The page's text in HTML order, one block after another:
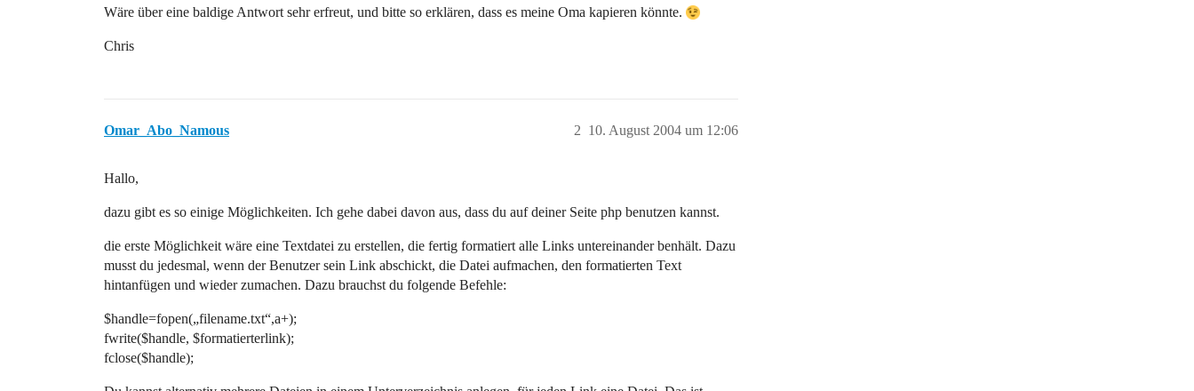
Wäre über eine baldige Antwort sehr erfreut, und bitte so erklären, dass es meine Oma kapieren könnte.
Chris
Omar_Abo_Namous 10. August 2004 um 12:06
2
Hallo,
dazu gibt es so einige Möglichkeiten. Ich gehe dabei davon aus, dass du auf deiner Seite php benutzen kannst.
die erste Möglichkeit wäre eine Textdatei zu erstellen, die fertig formatiert alle Links untereinander benhält. Dazu
musst du jedesmal, wenn der Benutzer sein Link abschickt, die Datei aufmachen, den formatierten Text
hintanfügen und wieder zumachen. Dazu brauchst du folgende Befehle:
$handle=fopen(„filename.txt“,a+);
fwrite($handle, $formatierterlink);
fclose($handle);